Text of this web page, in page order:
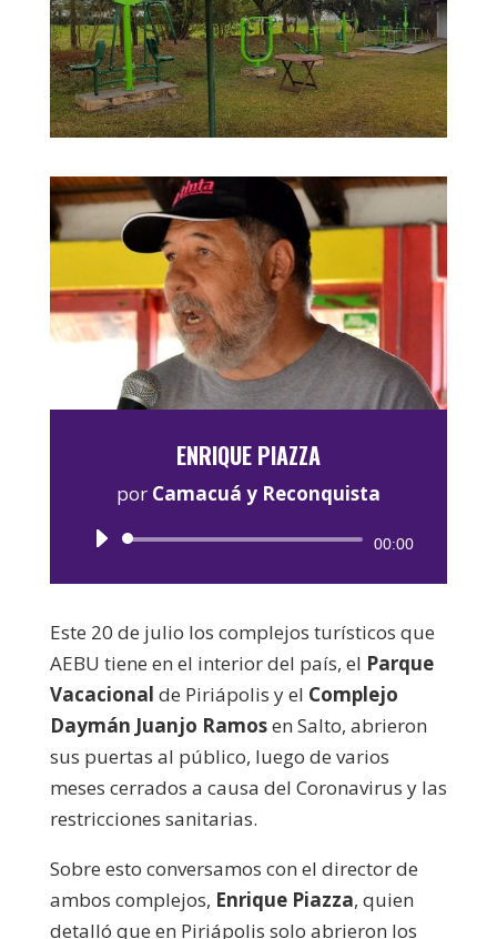
ENRIQUE PIAZZA
por Camacuá y Reconquista
Reproductor
00:00
Este 20 de julio los complejos turísticos que
AEBU tiene en el interior del país, el Parque
Vacacional de Piriápolis y el Complejo
Daymán Juanjo Ramosen Salto, abrieron
sus puertas al público, luego de varios
meses cerrados a causa del Coronavirus y las
restricciones sanitarias.
Sobre esto conversamos con el director de
ambos complejos, Enrique Piazza, quien
detalló que en Piriápolis solo abrieron los